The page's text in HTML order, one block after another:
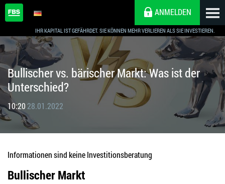
IHR KAPITAL IST GEFÄHRDET. SIE KÖNNEN MEHR VERLIEREN ALS SIE INVESTIEREN.
ANMELDEN
Bullischer vs. bärischer Markt: Was ist der
Unterschied?
10:20 28.01.2022
Informationen sind keine Investitionsberatung
Bullischer Markt